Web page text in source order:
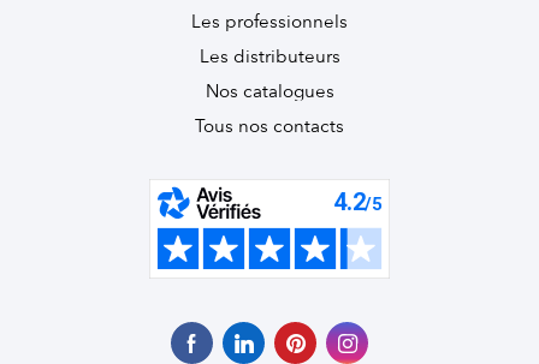
Les professionnels
Les distributeurs
Nos catalogues
Tous nos contacts